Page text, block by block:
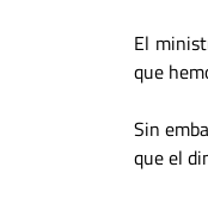
El
que
Sin
que el